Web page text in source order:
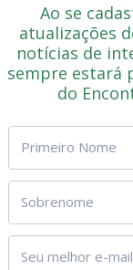
Ao se
atualizações
notícias de
sempre estará
do